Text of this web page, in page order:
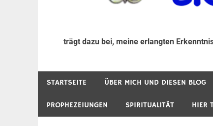
trägt dazu bei, meine erlangten
STARTSEITE ÜBER MICH UND DIESEN BLOG
PROPHEZEIUNGEN SPIRITUALITÄT HIER